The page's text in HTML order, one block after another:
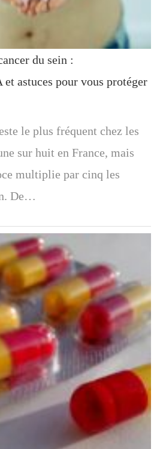
du sein :
astuces pour vous protéger
le plus fréquent chez les
sur huit en France, mais
multiplie par cinq les
De…